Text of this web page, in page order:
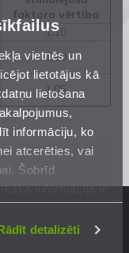
vietnēs un
lietotājus kā
lietošana
informāciju, ko
atcerēties, vai
Šobrīd
informācija ir
Rādīt detalizēti
faktora vērtība
1,10
1,10
1,05